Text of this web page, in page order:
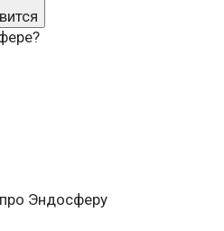
Эндосферу